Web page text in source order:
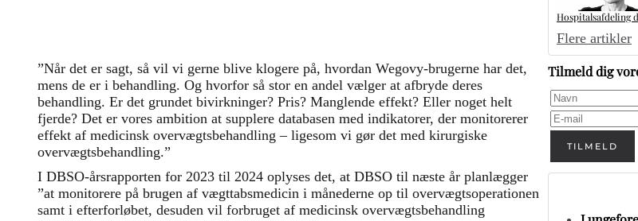
”Når det er sagt, så vil vi gerne blive klogere på, hvordan Wegovy-brugerne har det,
mens de er i behandling. Og hvorfor så stor en andel vælger at afbryde deres
behandling. Er det grundet bivirkninger? Pris? Manglende effekt? Eller noget helt
fjerde? Det er vores ambition at supplere databasen med indikatorer, der monitorerer
effekt af medicinsk overvægtsbehandling – ligesom vi gør det med kirurgiske
overvægtsbehandling.”
I DBSO-årsrapporten for 2023 til 2024 oplyses det, at DBSO til næste år planlægger
”at monitorere på brugen af vægttabsmedicin i månederne op til overvægtsoperationen
samt i efterforløbet, desuden vil forbruget af medicinsk overvægtsbehandling
Hospitalsafdeling
Flere artikler
Tilmeld dig
TILMELD